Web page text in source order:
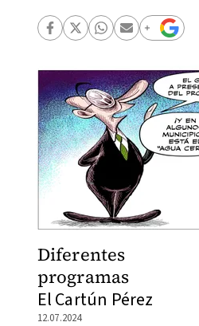
Diferentes
programas
El Cartún Pérez
12.07.2024